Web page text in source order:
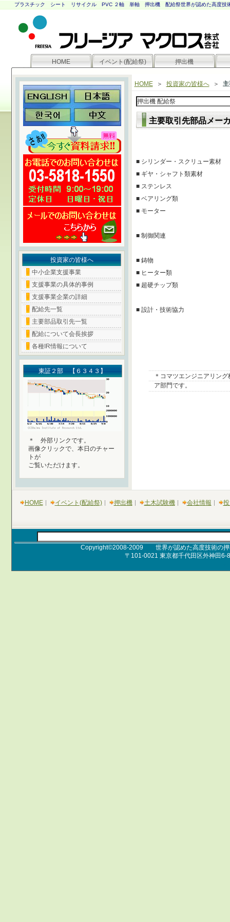
プラスチック シート リサイクル PVC ２軸 単軸 押出機 配給祭世界が認めた高度技
HOME イベント(配給祭) 押出機
HOME ＞ 投資家の皆様へ ＞
主要取引先部品メー
■ シリンダー・スクリュー素材
■ ギヤ・シャフト類素材
■ ステンレス
■ ベアリング類
■ モーター
■ 制御関連
■ 鋳物
■ ヒーター類
■ 超硬チップ類
■ 設計・技術協力
＊ コマツエンジニアリン
ア部門です。
投資家の皆様へ
中小企業支援事業
支援事業の具体的事例
支援事業企業の詳細
配給先一覧
主要部品取引先一覧
配給について会長挨拶
各種IR情報について
東証２部 【６３４３】
＊ 外部リンクです。
画像クリックで、本日のチャー
トが
ご覧いただけます。
HOME イベント(配給祭) 押出機 土木試験機 会社情報
Copyright©2008-2009 世界が認めた高度技術の押
〒101-0021 東京都千代田区外